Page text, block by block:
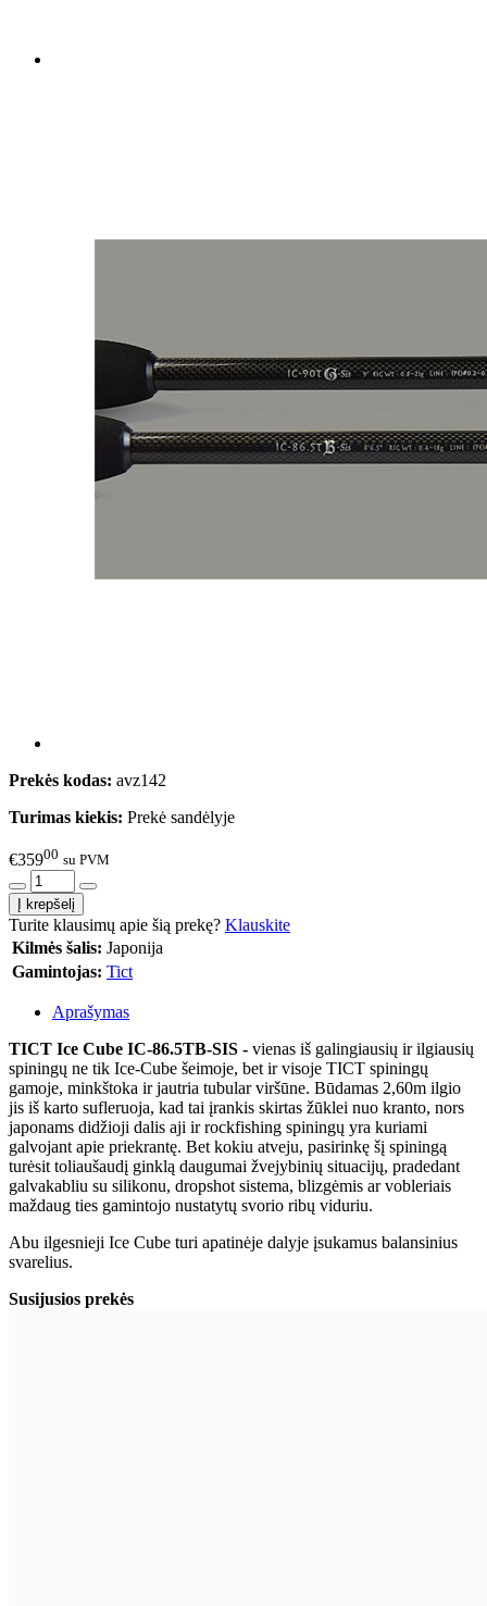
Prekės kodas: avz142
Turimas kiekis: Prekė sandėlyje
€35900 su PVM
Turite klausimų apie šią prekę? Klauskite
Kilmės šalis: Japonija
Gamintojas: Tict
Aprašymas
TICT Ice Cube IC-86.5TB-SIS - vienas iš galingiausių ir ilgiausių
spiningų ne tik Ice-Cube šeimoje, bet ir visoje TICT spiningų
gamoje, minkštoka ir jautria tubular viršūne. Būdamas 2,60m ilgio
jis iš karto sufleruoja, kad tai įrankis skirtas žūklei nuo kranto, nors
japonams didžioji dalis aji ir rockfishing spiningų yra kuriami
galvojant apie priekrantę. Bet kokiu atveju, pasirinkę šį spiningą
turėsit toliaušaudį ginklą daugumai žvejybinių situacijų, pradedant
galvakabliu su silikonu, dropshot sistema, blizgėmis ar vobleriais
maždaug ties gamintojo nustatytų svorio ribų viduriu.
Abu ilgesnieji Ice Cube turi apatinėje dalyje įsukamus balansinius
svarelius.
Susijusios prekės